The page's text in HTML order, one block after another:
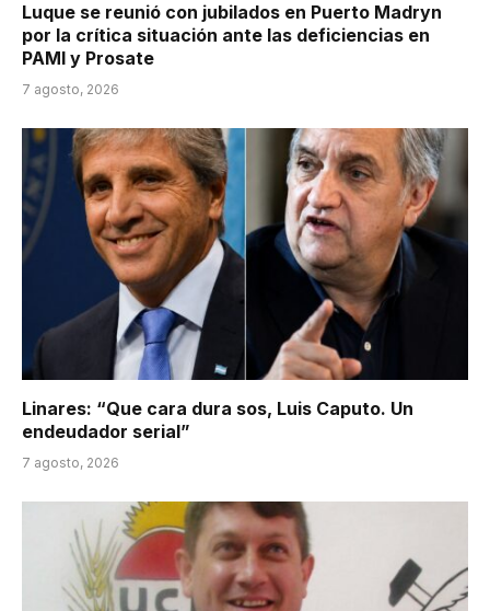
Luque se reunió con jubilados en Puerto Madryn
por la crítica situación ante las deficiencias en
PAMI y Prosate
7 agosto, 2026
Linares: “Que cara dura sos, Luis Caputo. Un
endeudador serial”
7 agosto, 2026